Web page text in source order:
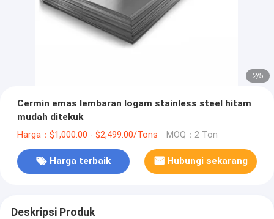
2/5
Cermin emas lembaran logam stainless steel hitam
mudah ditekuk
Harga：$1,000.00 - $2,499.00/Tons MOQ：2 Ton
Harga terbaik Hubungi sekarang
Deskripsi Produk